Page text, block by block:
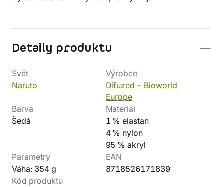
Detaily produktu
Svět
Naruto
Výrobce
Difuzed - Bioworld
Europe
Barva
Šedá
Materiál
1 % elastan
4 % nylon
95 % akryl
Parametry
Váha: 354 g
EAN
8718526171839
Kód produktu